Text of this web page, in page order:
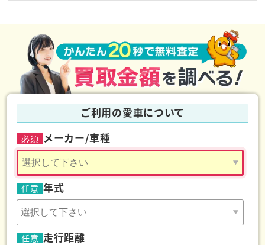
明する書類(住民票など)が必要になります。転居の回
数によって必要な書類も変わってくるため、一度弊社
スタッフまでお問い合わせください。
ご利用の愛車について
必須 メーカー/車種
任意 年式
任意 走行距離